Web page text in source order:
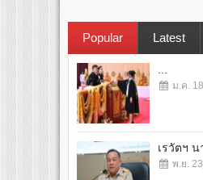
Popular Latest
ม.ค.
เรวัตฯ น
พ.ย.